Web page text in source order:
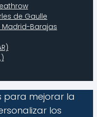
de Gaulle
Madrid-Barajas
para mejorar la
los